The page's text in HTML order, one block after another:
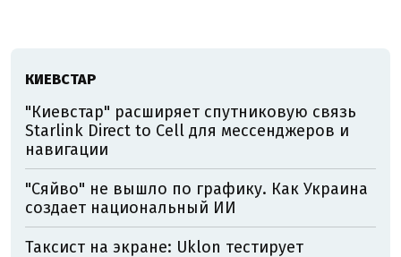
КИЕВСТАР
"Киевстар" расширяет спутниковую связь
Starlink Direct to Cell для мессенджеров и
навигации
"Сяйво" не вышло по графику. Как Украина
создает национальный ИИ
Таксист на экране: Uklon тестирует